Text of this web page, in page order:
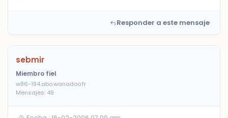
Responder a este mensaje
sebmir
Miembro fiel
w86-194.abo.wanadoo.fr
Mensajes: 49